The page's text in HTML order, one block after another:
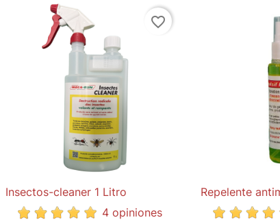
favorite_border
 Quick view
Insectos-cleaner 1 Litro
4 opiniones

Repelente